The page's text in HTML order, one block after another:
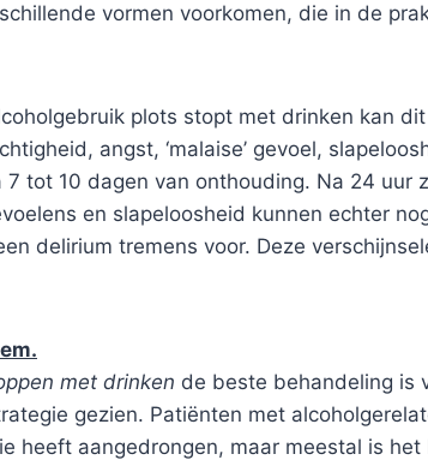
vormen voorkomen, die in de
plots stopt met drinken kan
angst, ‘malaise’ gevoel,
tot 10 dagen van onthouding. Na 24
en slapeloosheid kunnen echter
delirium tremens voor. Deze
met drinken de beste behandeling is
gezien. Patiënten met
heeft aangedrongen, maar meestal is